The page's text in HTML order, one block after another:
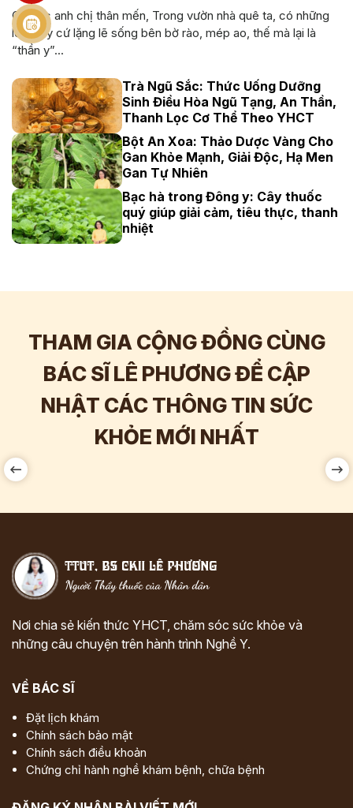
Cô bác anh chị thân mến, Trong vườn nhà quê ta, có những
loại cây cứ lặng lẽ sống bên bờ rào, mép ao, thế mà lại là
“thần y”...
Trà Ngũ Sắc: Thức Uống Dưỡng
Sinh Điều Hòa Ngũ Tạng, An Thần,
Thanh Lọc Cơ Thể Theo YHCT
Bột An Xoa: Thảo Dược Vàng Cho
Gan Khỏe Mạnh, Giải Độc, Hạ Men
Gan Tự Nhiên
Bạc hà trong Đông y: Cây thuốc
quý giúp giải cảm, tiêu thực, thanh
nhiệt
THAM GIA CỘNG ĐỒNG CÙNG
BÁC SĨ LÊ PHƯƠNG ĐỂ CẬP
NHẬT CÁC THÔNG TIN SỨC
KHỎE MỚI NHẤT
Nơi chia sẻ kiến thức YHCT, chăm sóc sức khỏe và
những câu chuyện trên hành trình Nghề Y.
VỀ BÁC SĨ
Đặt lịch khám
Chính sách bảo mật
Chính sách điều khoản
Chứng chỉ hành nghề khám bệnh, chữa bệnh